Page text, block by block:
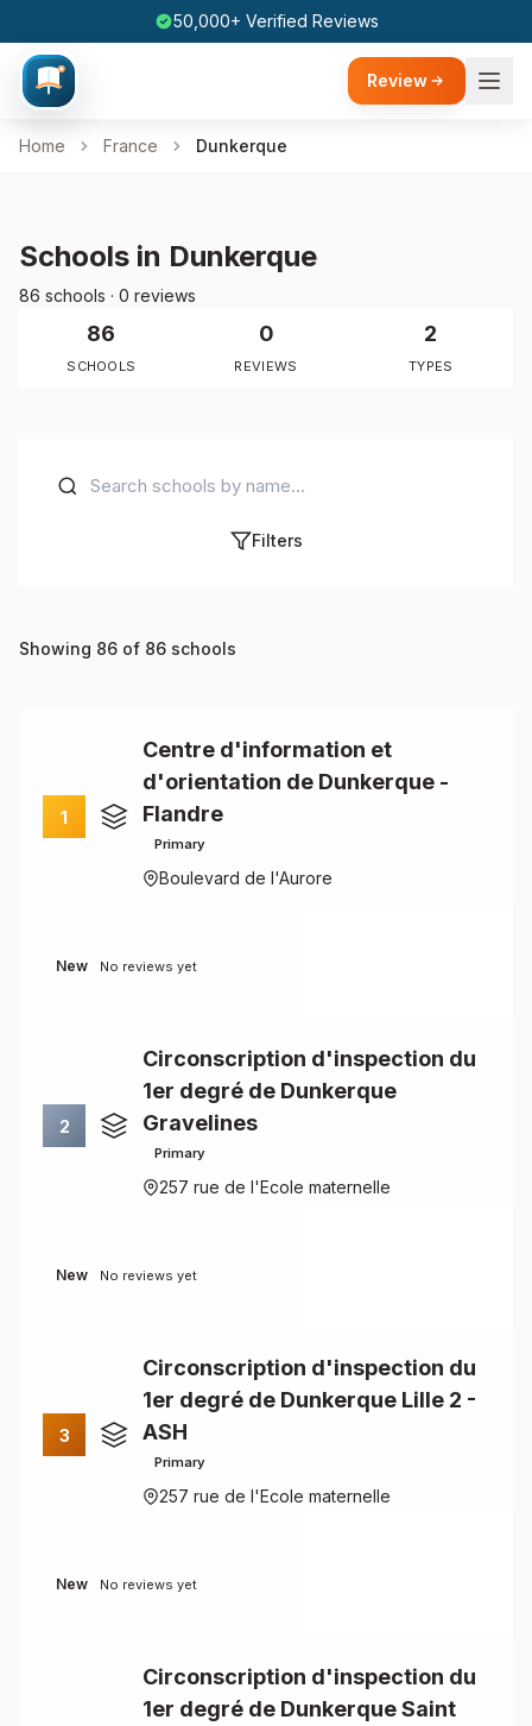
50,000+ Verified Reviews
Review
Home France Dunkerque
Schools in Dunkerque
86 schools · 0 reviews
86
SCHOOLS
0
REVIEWS
2
TYPES
Filters
Showing 86 of 86 schools
1
Centre d'information et
d'orientation de Dunkerque -
Flandre
Primary
Boulevard de l'Aurore
New No reviews yet
2
Circonscription d'inspection du
1er degré de Dunkerque
Gravelines
Primary
257 rue de l'Ecole maternelle
New No reviews yet
3
Circonscription d'inspection du
1er degré de Dunkerque Lille 2 -
ASH
Primary
257 rue de l'Ecole maternelle
New No reviews yet
Circonscription d'inspection du
1er degré de Dunkerque Saint